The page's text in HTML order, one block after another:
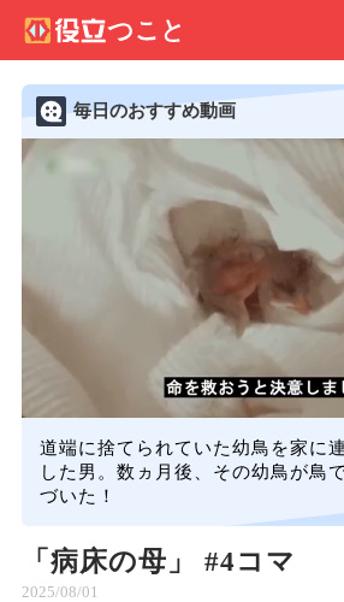
毎日のおすすめ動画
道端に捨てられていた幼鳥を家に
した男。数ヵ月後、その幼鳥が鳥
づいた！
「病床の母」 #4コマ
2025/08/01